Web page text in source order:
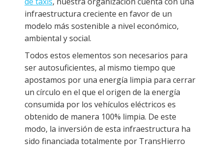
infraestructura creciente en favor de un
modelo más sostenible a nivel económico,
ambiental y social.
Todos estos elementos son necesarios para
ser autosuficientes, al mismo tiempo que
apostamos por una energía limpia para cerrar
un círculo en el que el origen de la energía
consumida por los vehículos eléctricos es
obtenido de manera 100% limpia. De este
modo, la inversión de esta infraestructura ha
sido financiada totalmente por TransHierro